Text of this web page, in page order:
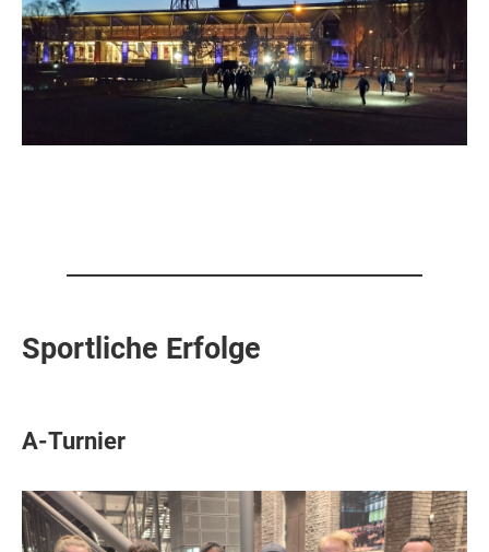
Sportliche Erfolge
A-Turnier